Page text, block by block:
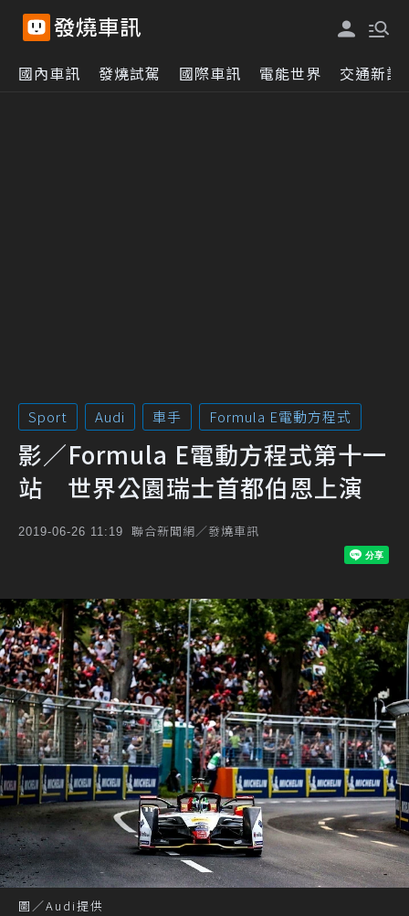
國內車訊 發燒試駕 國際車訊 電能世界 交通新訊
Sport Audi 車手 Formula E電動方程式
影／Formula E電動方程式第十一
站 世界公園瑞士首都伯恩上演
2019-06-26 11:19 聯合新聞網／發燒車訊
圖／Audi提供